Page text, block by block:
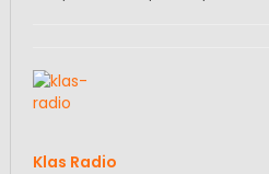
Klas Radio